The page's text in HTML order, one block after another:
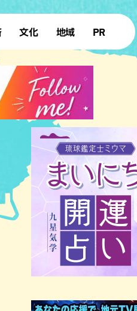
文化
復帰50年
地域
本島北部
本島南部
北部離島
PR